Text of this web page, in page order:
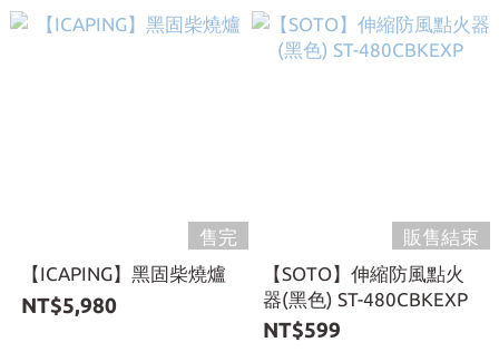
售完
【ICAPING】黑固柴燒爐
NT$5,980
販售結束
【SOTO】伸縮防風點火
器(黑色) ST-480CBKEXP
NT$599